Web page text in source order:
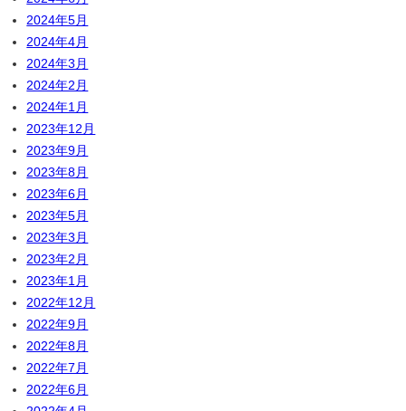
2024年5月
2024年4月
2024年3月
2024年2月
2024年1月
2023年12月
2023年9月
2023年8月
2023年6月
2023年5月
2023年3月
2023年2月
2023年1月
2022年12月
2022年9月
2022年8月
2022年7月
2022年6月